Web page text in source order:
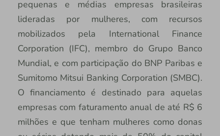
pequenas e médias empresas brasileiras
lideradas por mulheres, com recursos
mobilizados pela International Finance
Corporation (IFC), membro do Grupo Banco
Mundial, e com participação do BNP Paribas e
Sumitomo Mitsui Banking Corporation (SMBC).
O financiamento é destinado para aquelas
empresas com faturamento anual de até R$ 6
milhões e que tenham mulheres como donas